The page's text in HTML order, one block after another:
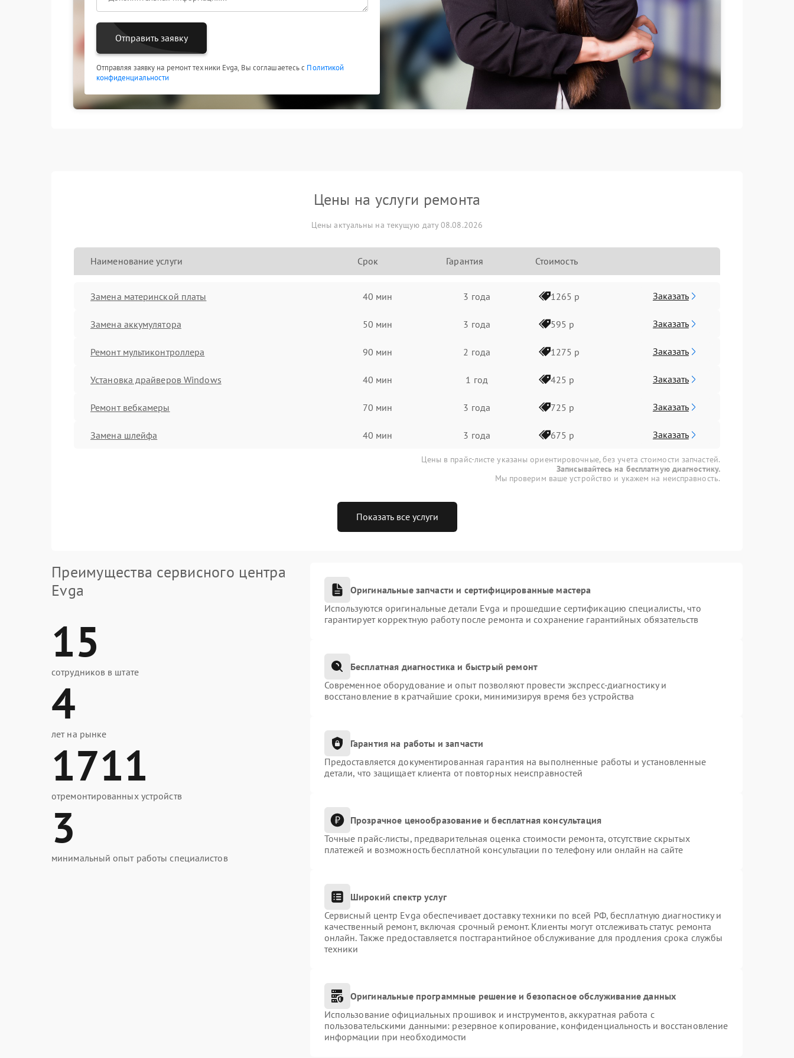
Отправить заявку
Отправляя заявку на ремонт техники Evga, Вы соглашаетесь с Политикой
конфиденциальности
Цены на услуги ремонта
Цены актуальны на текущую дату 08.08.2026
Наименование услуги Срок Гарантия Стоимость
Замена материнской платы 40 мин 3 года 1265 р Заказать
Замена аккумулятора 50 мин 3 года 595 р Заказать
Ремонт мультиконтроллера 90 мин 2 года 1275 р Заказать
Установка драйверов Windows 40 мин 1 год 425 р Заказать
Ремонт вебкамеры 70 мин 3 года 725 р Заказать
Замена шлейфа 40 мин 3 года 675 р Заказать
Цены в прайс-листе указаны ориентировочные, без учета стоимости запчастей.
Записывайтесь на бесплатную диагностику.
Мы проверим ваше устройство и укажем на неисправность.
Показать все услуги
Преимущества сервисного центра
Evga
15
сотрудников в штате
4
лет на рынке
1711
отремонтированных устройств
3
минимальный опыт работы специалистов
Оригинальные запчасти и сертифицированные мастера
Используются оригинальные детали Evga и прошедшие сертификацию специалисты, что
гарантирует корректную работу после ремонта и сохранение гарантийных обязательств
Бесплатная диагностика и быстрый ремонт
Современное оборудование и опыт позволяют провести экспресс-диагностику и
восстановление в кратчайшие сроки, минимизируя время без устройства
Гарантия на работы и запчасти
Предоставляется документированная гарантия на выполненные работы и установленные
детали, что защищает клиента от повторных неисправностей
Прозрачное ценообразование и бесплатная консультация
Точные прайс-листы, предварительная оценка стоимости ремонта, отсутствие скрытых
платежей и возможность бесплатной консультации по телефону или онлайн на сайте
Широкий спектр услуг
Сервисный центр Evga обеспечивает доставку техники по всей РФ, бесплатную диагностику и
качественный ремонт, включая срочный ремонт. Клиенты могут отслеживать статус ремонта
онлайн. Также предоставляется постгарантийное обслуживание для продления срока службы
техники
Оригинальные программные решение и безопасное обслуживание данных
Использование официальных прошивок и инструментов, аккуратная работа с
пользовательскими данными: резервное копирование, конфиденциальность и восстановление
информации при необходимости